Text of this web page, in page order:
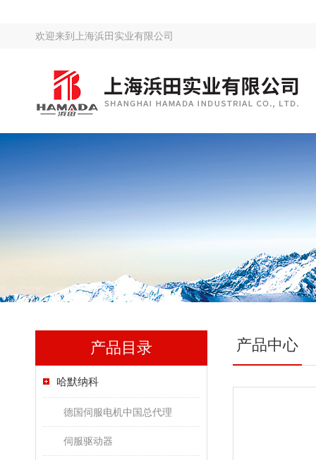
欢迎来到 上海浜田实业有限公司
产品目录
哈默纳科
德国伺服电机中国总代理
伺服驱动器
产品中心